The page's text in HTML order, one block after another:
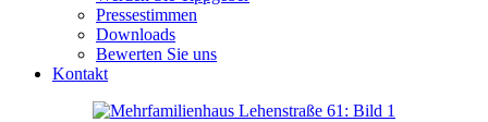
Pressestimmen
Downloads
Bewerten Sie uns
Kontakt